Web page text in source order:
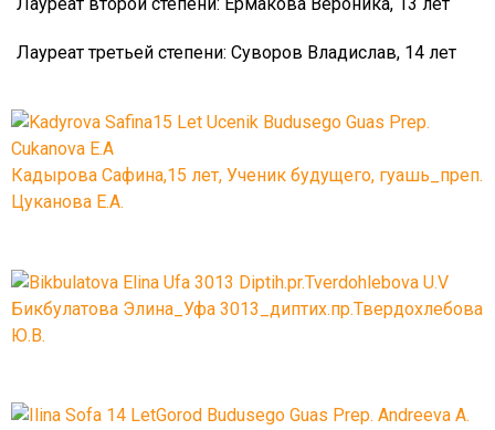
Лауреат третьей степени: Суворов Владислав, 14 лет
Кадырова Сафина,15 лет, Ученик будущего, гуашь_преп.
Цуканова Е.А.
Бикбулатова Элина_Уфа 3013_диптих.пр.Твердохлебова
Ю.В.